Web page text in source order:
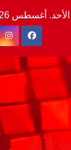
الأحد. أغسطس 9th, 2026